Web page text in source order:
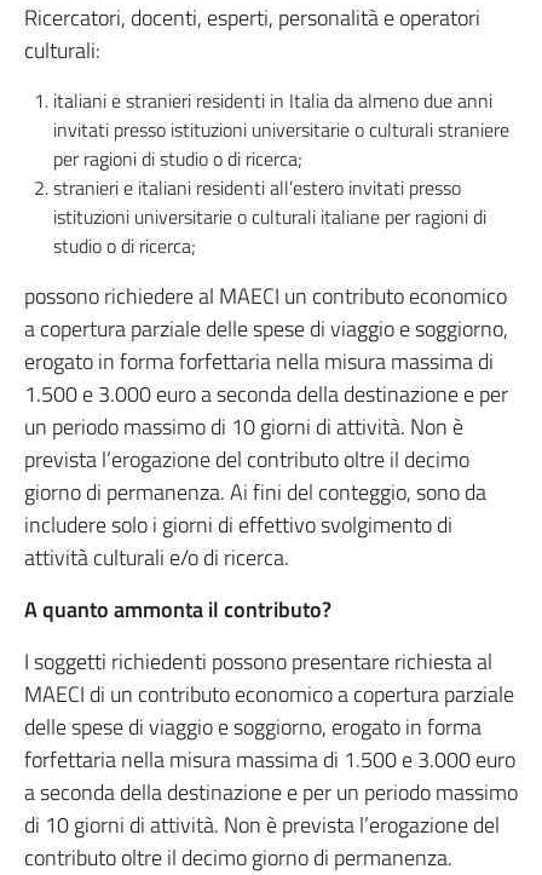
Ricercatori, docenti, esperti, personalità e operatori
culturali:
italiani e stranieri residenti in Italia da almeno due anni
invitati presso istituzioni universitarie o culturali straniere
per ragioni di studio o di ricerca;
stranieri e italiani residenti all’estero invitati presso
istituzioni universitarie o culturali italiane per ragioni di
studio o di ricerca;
possono richiedere al MAECI un contributo economico
a copertura parziale delle spese di viaggio e soggiorno,
erogato in forma forfettaria nella misura massima di
1.500 e 3.000 euro a seconda della destinazione e per
un periodo massimo di 10 giorni di attività. Non è
prevista l’erogazione del contributo oltre il decimo
giorno di permanenza. Ai fini del conteggio, sono da
includere solo i giorni di effettivo svolgimento di
attività culturali e/o di ricerca.
A quanto ammonta il contributo?
I soggetti richiedenti possono presentare richiesta al
MAECI di un contributo economico a copertura parziale
delle spese di viaggio e soggiorno, erogato in forma
forfettaria nella misura massima di 1.500 e 3.000 euro
a seconda della destinazione e per un periodo massimo
di 10 giorni di attività. Non è prevista l’erogazione del
contributo oltre il decimo giorno di permanenza.